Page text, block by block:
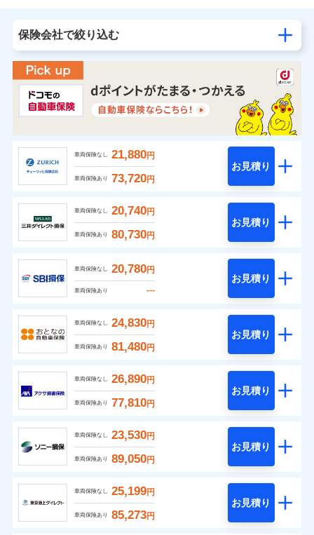
保険会社で絞り込む
車両保険なし 21,880円
車両保険あり 73,720円
お見積り
車両保険なし 20,740円
車両保険あり 80,730円
お見積り
車両保険なし 20,780円
車両保険あり ---
お見積り
車両保険なし 24,830円
車両保険あり 81,480円
お見積り
車両保険なし 26,890円
車両保険あり 77,810円
お見積り
車両保険なし 23,530円
車両保険あり 89,050円
お見積り
車両保険なし 25,199円
車両保険あり 85,273円
お見積り